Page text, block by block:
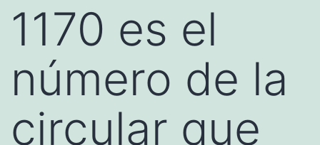
1170 es el
número de la
circular que